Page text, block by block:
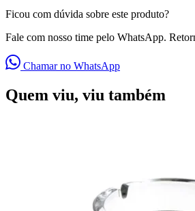
Ficou com dúvida sobre este produto?
Fale com nosso time pelo WhatsApp.
Chamar no WhatsApp
Quem viu, viu também